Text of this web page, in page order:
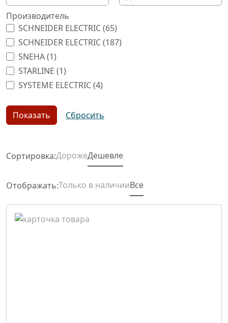
Производитель
SCHNEIDER ELECTRIC (65)
SCHNEIDER ELECTRIC (187)
SNEHA (1)
STARLINE (1)
SYSTEME ELECTRIC (4)
Сортировка:ДорожеДешевле
Отображать:Только в наличииВсе